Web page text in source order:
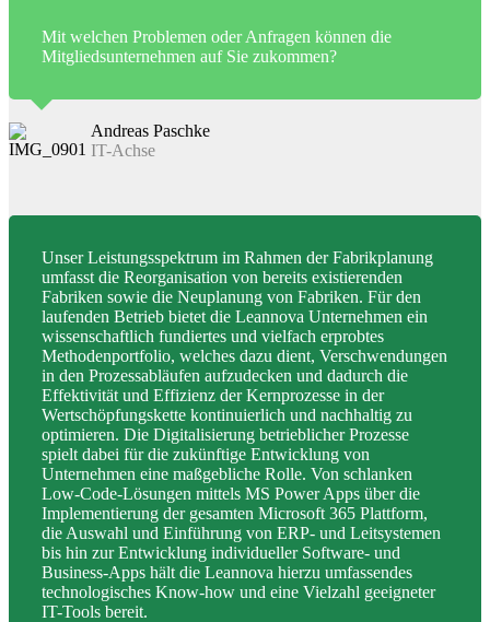
Mit welchen Problemen oder Anfragen können die
Mitgliedsunternehmen auf Sie zukommen?
Andreas Paschke
IT-Achse
Unser Leistungsspektrum im Rahmen der Fabrikplanung
umfasst die Reorganisation von bereits existierenden
Fabriken sowie die Neuplanung von Fabriken. Für den
laufenden Betrieb bietet die Leannova Unternehmen ein
wissenschaftlich fundiertes und vielfach erprobtes
Methodenportfolio, welches dazu dient, Verschwendungen
in den Prozessabläufen aufzudecken und dadurch die
Effektivität und Effizienz der Kernprozesse in der
Wertschöpfungskette kontinuierlich und nachhaltig zu
optimieren. Die Digitalisierung betrieblicher Prozesse
spielt dabei für die zukünftige Entwicklung von
Unternehmen eine maßgebliche Rolle. Von schlanken
Low-Code-Lösungen mittels MS Power Apps über die
Implementierung der gesamten Microsoft 365 Plattform,
die Auswahl und Einführung von ERP- und Leitsystemen
bis hin zur Entwicklung individueller Software- und
Business-Apps hält die Leannova hierzu umfassendes
technologisches Know-how und eine Vielzahl geeigneter
IT-Tools bereit.